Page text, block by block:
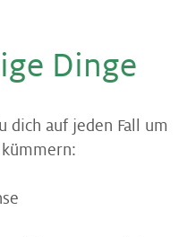
Din­ge
dich auf jeden Fall um